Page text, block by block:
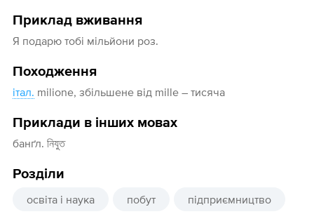
Приклад вживання
Я подарю тобі мільйони роз.
Походження
італ. milione, збільшене від mille – тисяча
Приклади в інших мовах
банґл. নিযুত
Розділи
освіта і наука побут підприємництво